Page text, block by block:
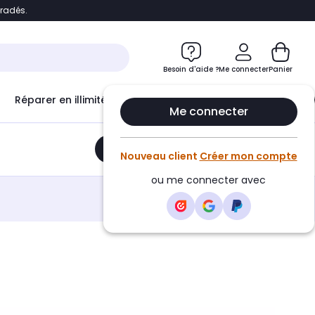
Accéder directement au chatbot
Besoin d'aide ?Me connecter
Me connecter
Nouveau client Créer mon compte
ou me connecter avec
Panier
Réparer en illimité avec Le Club Infinity
Ajouter au panier